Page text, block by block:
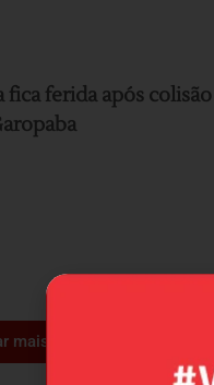
ferida após
mais +